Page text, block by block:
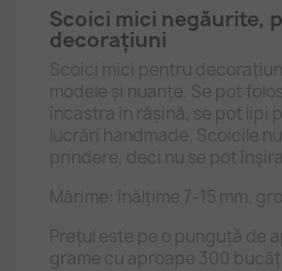
Scoici mici negăurite,
decorațiuni
Scoici mici pentru
modele și nuanțe. Se pot
încastra în rășină, se pot lipi
lucrări handmade. Scoicile
prindere, deci nu se pot înșira.
Mărime: înălțime 7-15 mm,
Prețul este pe o punguță de
grame cu aproape 300